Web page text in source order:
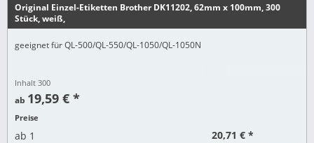
Original Einzel-Etiketten Brother DK11202, 62mm x 100mm, 300
Stück, weiß,
geeignet für QL-500/QL-550/QL-1050/QL-1050N
Inhalt300
ab 19,59 € *
Preise
ab 1
20,71 € *